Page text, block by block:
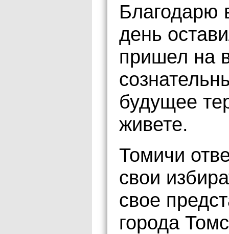
Благодарю
день
пришел на
будущее
живете.
Томичи
свои
свое
города